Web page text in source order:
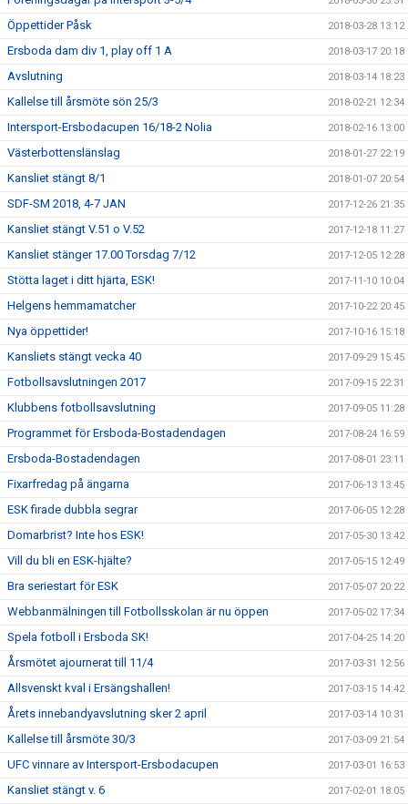
Öppettider Påsk 2018-03-28 13:12
Ersboda dam div 1, play off 1 A 2018-03-17 20:18
Avslutning 2018-03-14 18:23
Kallelse till årsmöte sön 25/3 2018-02-21 12:34
Intersport-Ersbodacupen 16/18-2 Nolia 2018-02-16 13:00
Västerbottenslänslag 2018-01-27 22:19
Kansliet stängt 8/1 2018-01-07 20:54
SDF-SM 2018, 4-7 JAN 2017-12-26 21:35
Kansliet stängt V.51 o V.52 2017-12-18 11:27
Kansliet stänger 17.00 Torsdag 7/12 2017-12-05 12:28
Stötta laget i ditt hjärta, ESK! 2017-11-10 10:04
Helgens hemmamatcher 2017-10-22 20:45
Nya öppettider! 2017-10-16 15:18
Kansliets stängt vecka 40 2017-09-29 15:45
Fotbollsavslutningen 2017 2017-09-15 22:31
Klubbens fotbollsavslutning 2017-09-05 11:28
Programmet för Ersboda-Bostadendagen 2017-08-24 16:59
Ersboda-Bostadendagen 2017-08-01 23:11
Fixarfredag på ängarna 2017-06-13 13:45
ESK firade dubbla segrar 2017-06-05 12:28
Domarbrist? Inte hos ESK! 2017-05-30 13:42
Vill du bli en ESK-hjälte? 2017-05-15 12:49
Bra seriestart för ESK 2017-05-07 20:22
Webbanmälningen till Fotbollsskolan är nu öppen 2017-05-02 17:34
Spela fotboll i Ersboda SK! 2017-04-25 14:20
Årsmötet ajournerat till 11/4 2017-03-31 12:56
Allsvenskt kval i Ersängshallen! 2017-03-15 14:42
Årets innebandyavslutning sker 2 april 2017-03-14 10:31
Kallelse till årsmöte 30/3 2017-03-09 21:54
UFC vinnare av Intersport-Ersbodacupen 2017-03-01 16:53
Kansliet stängt v. 6 2017-02-01 18:05